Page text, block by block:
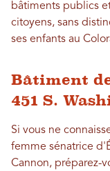
bâtiments publics
citoyens, sans
ses enfants au
Bâtiment
451 S.
Si vous ne
femme sénatrice
Cannon, préparez-